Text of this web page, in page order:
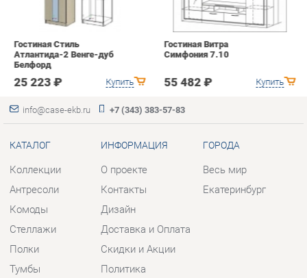
КАТАЛОГ
Коллекции
Антресоли
Стеллажи
Полки
Комплектующие
О проекте
Контакты
Доставка и Оплата
Скидки и Акции
Гарантия
Помощь
ГОРОДА
Екатеринбург
КОНТАКТЫ
Шоурум и склад самовывоза
Адрес: г. Березовский, ул.